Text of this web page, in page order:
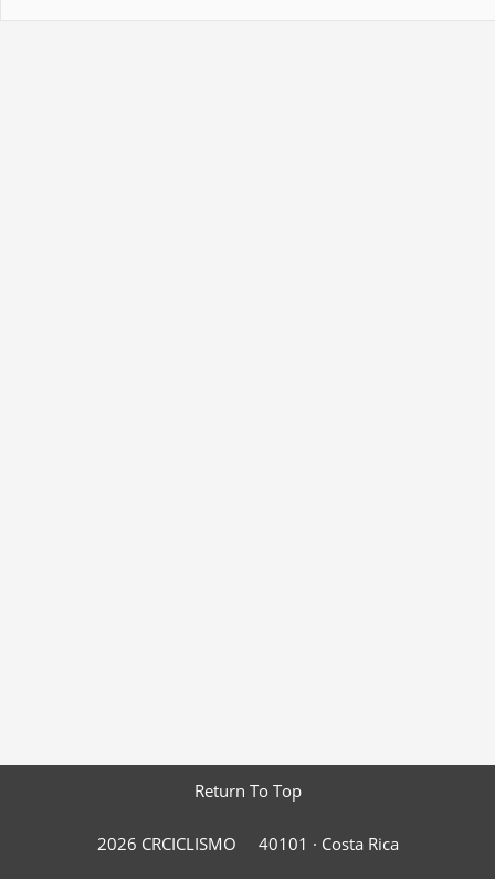
Return To Top
2026 CRCICLISMO 40101 · Costa Rica